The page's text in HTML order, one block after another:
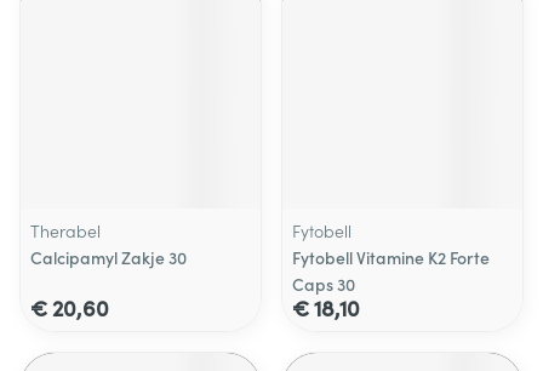
Therabel
Calcipamyl Zakje 30
€ 20,60
Fytobell
Fytobell Vitamine K2 Forte
Caps 30
€ 18,10